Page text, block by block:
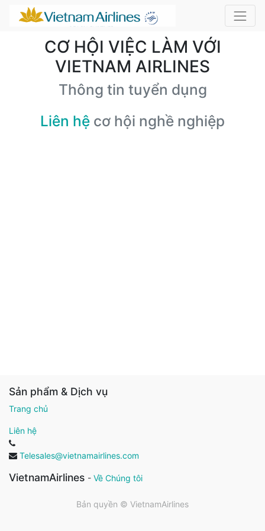
CƠ HỘI VIỆC LÀM VỚI
VIETNAM AIRLINES
Thông tin tuyển dụng
Liên hệ cơ hội nghề nghiệp
Sản phẩm & Dịch vụ
Trang chủ
Liên hệ
Telesales@vietnamairlines.com
VietnamAirlines - Về Chúng tôi
Bản quyền © VietnamAirlines